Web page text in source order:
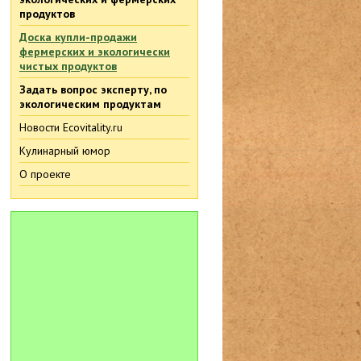
продуктов
Доска купли-продажи
фермерских и экологически
чистых продуктов
Задать вопрос эксперту, по
экологическим продуктам
Новости Ecovitality.ru
Кулинарный юмор
О проекте